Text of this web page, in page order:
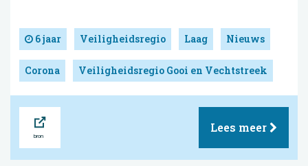
6 jaar Veiligheidsregio Laag Nieuws
Corona Veiligheidsregio Gooi en Vechtstreek
Lees meer